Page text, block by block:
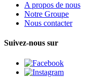
A propos de nous
Notre Groupe
Nous contacter
Suivez-nous sur